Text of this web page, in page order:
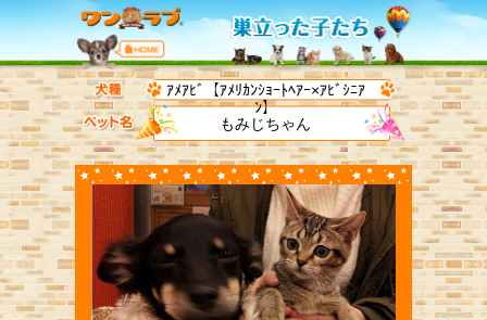
ｱﾒｱﾋﾞ【ｱﾒﾘｶﾝｼｮｰﾄﾍｱｰ×ｱﾋﾞｼﾆｱ
ﾝ】
もみじちゃん